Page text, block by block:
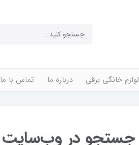
لوازم خانگی برقی درباره ما تماس با ما
جستجو در وب‌سایت